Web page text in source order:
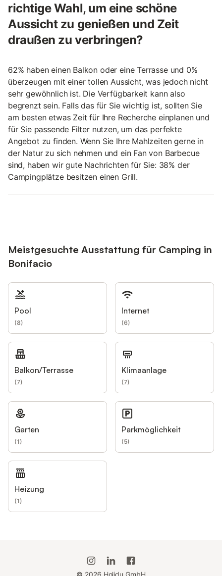
richtige Wahl, um eine schöne
Aussicht zu genießen und Zeit
draußen zu verbringen?
62% haben einen Balkon oder eine Terrasse und 0%
überzeugen mit einer tollen Aussicht, was jedoch nicht
sehr gewöhnlich ist. Die Verfügbarkeit kann also
begrenzt sein. Falls das für Sie wichtig ist, sollten Sie
am besten etwas Zeit für Ihre Recherche einplanen und
für Sie passende Filter nutzen, um das perfekte
Angebot zu finden. Wenn Sie Ihre Mahlzeiten gerne in
der Natur zu sich nehmen und ein Fan von Barbecue
sind, haben wir gute Nachrichten für Sie: 38% der
Campingplätze besitzen einen Grill.
Meistgesuchte Ausstattung für Camping in
Bonifacio
Pool
(8)
Internet
(6)
Balkon/Terrasse
(7)
Klimaanlage
(7)
Garten
(1)
Parkmöglichkeit
(5)
Heizung
(1)
© 2026 Holidu GmbH